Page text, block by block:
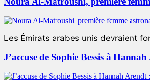
Les Émirats arabes unis devraient
J’accuse de Sophie Bessis à